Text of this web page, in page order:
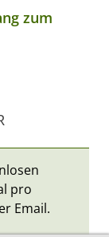
zum
pro
Email.